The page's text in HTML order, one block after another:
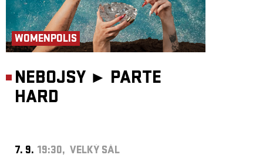
WOMENPOLIS
NEBOJSY ► PARTE
HARD
7. 9. 19:30, VELKÝ SÁL